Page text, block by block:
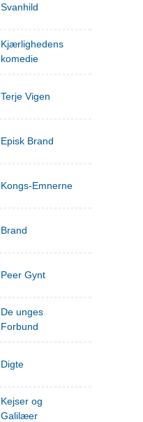
Svanhild
Kjærlighedens
komedie
Terje Vigen
Episk Brand
Kongs-Emnerne
Brand
Peer Gynt
De unges
Forbund
Digte
Kejser og
Galilæer